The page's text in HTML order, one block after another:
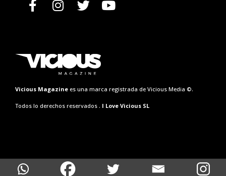
Vicious Magazine es una marca registrada de Vicious Media ©.
Todos lo derechos reservados . I Love Vicious SL